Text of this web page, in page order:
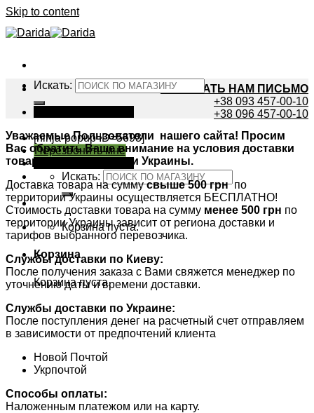
Skip to content
НАПИСАТЬ НАМ ПИСЬМО
+38 093 457-00-10
+38 096 457-00-10
[ninja-popup ID=5693]
Перезвонить мне
Искать:
Корзина пуста.
Корзина
Корзина пуста.
Искать:
Уважаемые Пользователи нашего сайта! Просим
Вас обратить Ваше внимание на условия доставки
товаров по территории Украины.
Доставка товара на суммусвыше 500 грнпо
территории Украины осуществляется БЕСПЛАТНО!
Стоимость доставки товара на сумму менее 500 грн по
территории Украины зависит от региона доставки и
тарифов выбранного перевозчика.
Службы доставки по Киеву:
После получения заказа с Вами свяжется менеджер по
уточнению даты и времени доставки.
Службы доставки по Украине:
После поступления денег на расчетный счет отправляем
в зависимости от предпочтений клиента
Новой Почтой
Укрпочтой
Способы оплаты:
Наложенным платежом или на карту.